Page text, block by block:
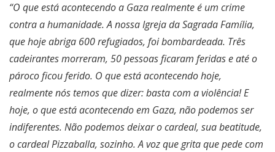
“O que está acontecendo a Gaza realmente é um crime
contra a humanidade. A nossa Igreja da Sagrada Família,
que hoje abriga 600 refugiados, foi bombardeada. Três
cadeirantes morreram, 50 pessoas ficaram feridas e até o
pároco ficou ferido. O que está acontecendo hoje,
realmente nós temos que dizer: basta com a violência! E
hoje, o que está acontecendo em Gaza, não podemos ser
indiferentes. Não podemos deixar o cardeal, sua beatitude,
o cardeal Pizzaballa, sozinho. A voz que grita que pede com